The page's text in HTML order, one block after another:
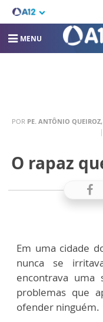
MENU
POR PE. ANTÔNIO
O rapaz
Em uma cidade
nunca se
encontrava uma
problemas que
ofender ninguém.